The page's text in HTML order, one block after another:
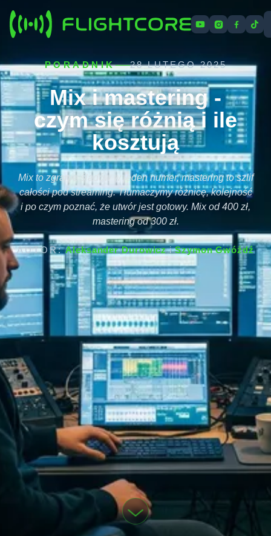
CennikOferta ArtykułyO nas Kontakt
PORADNIK 28 LUTEGO 2025
Mix i mastering -
czym się różnią i ile
kosztują
Mix to zgranie śladów w jeden numer, mastering to szlif
całości pod streaming. Tłumaczymy różnicę, kolejność
i po czym poznać, że utwór jest gotowy. Mix od 400 zł,
mastering od 300 zł.
AUTOR: Aleksander Durowicz iSzymon Gwóźdź